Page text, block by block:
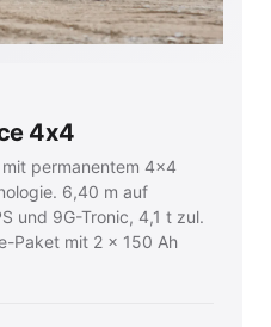
4x4
mit permanentem 4x4
6,40 m auf
und 9G-Tronic, 4,1 t zul.
Paket mit 2 × 150 Ah